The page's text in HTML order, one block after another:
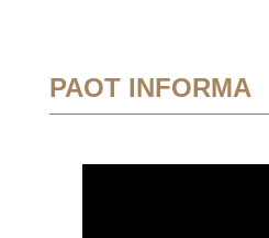
PAOT INFORMA